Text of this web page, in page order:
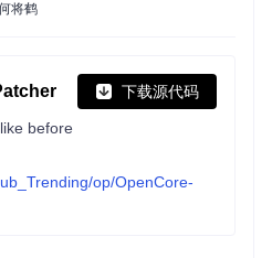
将鹤
下载源代码
before
op/OpenCore-